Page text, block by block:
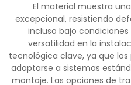
El material muestra
excepcional, resistiendo
incluso bajo
versatilidad en la
tecnológica clave, ya que
adaptarse a sistemas
montaje. Las opciones de